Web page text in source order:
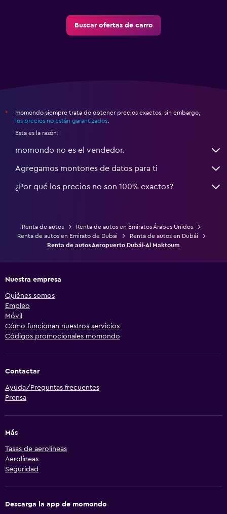
Buscar ofertas de carro
*
momondo siempre trata de obtener precios exactos, sin embargo,
los precios no están garantizados.
Esta es la razón:
momondo no es el vendedor.
Agregamos montones de datos para ti
¿Por qué los precios no son 100% exactos?
Renta de autos
Renta de autos en Emiratos Árabes Unidos
Renta de autos en Emirato de Dubai
Renta de autos en Dubái
Renta de autos Aeropuerto Dubái-Al Maktoum
Nuestra empresa
Quiénes somos
Empleo
Móvil
Cómo funcionan nuestros servicios
Códigos promocionales momondo
Contactar
Ayuda/Preguntas frecuentes
Prensa
Más
Tasas de aerolíneas
Aerolíneas
Seguridad
Descarga la app de momondo